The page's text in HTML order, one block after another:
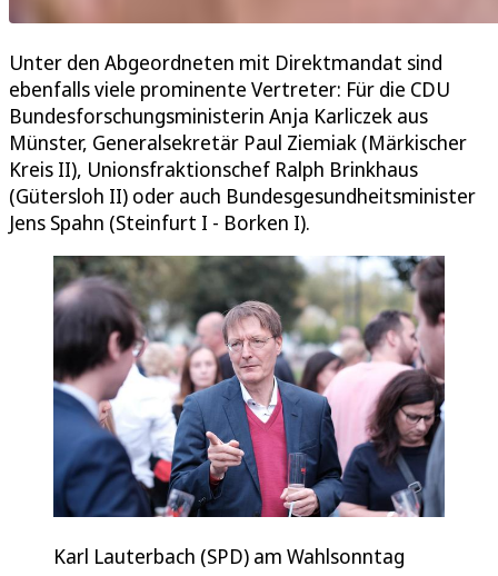
Unter den Abgeordneten mit Direktmandat sind
ebenfalls viele prominente Vertreter: Für die CDU
Bundesforschungsministerin Anja Karliczek aus
Münster, Generalsekretär Paul Ziemiak (Märkischer
Kreis II), Unionsfraktionschef Ralph Brinkhaus
(Gütersloh II) oder auch Bundesgesundheitsminister
Jens Spahn (Steinfurt I - Borken I).
Karl Lauterbach (SPD) am Wahlsonntag